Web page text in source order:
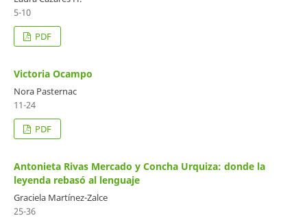
5-10
PDF
Victoria Ocampo
Nora Pasternac
11-24
PDF
Antonieta Rivas Mercado y Concha Urquiza: donde la
leyenda rebasó al lenguaje
Graciela Martínez-Zalce
25-36